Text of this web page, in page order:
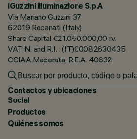
iGuzzini illuminazione S.p.A
Via Mariano Guzzini 37
62019 Recanati (Italy)
Share Capital €21.050.000,00 i.v.
VAT N. and R.I. : (IT)00082630435
CCIAA Macerata, R.E.A. 40632
Contactos y ubicaciones
Social
Productos
Quiénes somos